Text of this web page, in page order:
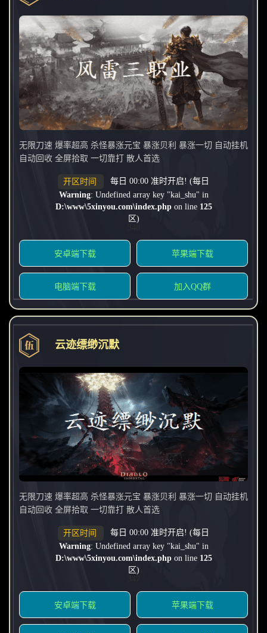
无限刀速 爆率超高 杀怪暴涨元宝 暴涨贝利 暴涨一切 自动挂机
自动回收 全屏拾取 一切靠打 散人首选
开区时间
每日 00:00 准时开启! (每日
Warning: Undefined array key "kai_shu" in
D:\www\5xinyou.com\index.phpon line 125
区)
安卓端下载 苹果端下载
电脑端下载 加入QQ群
云迹缥缈沉默
无限刀速 爆率超高 杀怪暴涨元宝 暴涨贝利 暴涨一切 自动挂机
自动回收 全屏拾取 一切靠打 散人首选
开区时间
每日 00:00 准时开启! (每日
Warning: Undefined array key "kai_shu" in
D:\www\5xinyou.com\index.phpon line 125
区)
安卓端下载 苹果端下载